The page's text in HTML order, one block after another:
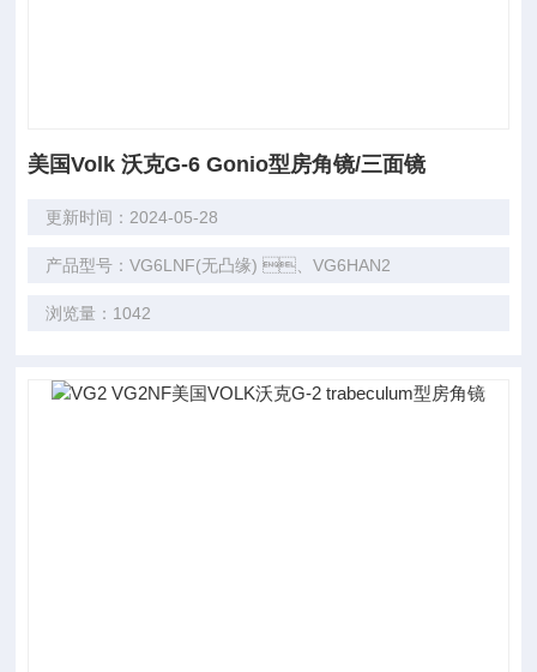
美国Volk 沃克G-6 Gonio型房角镜/三面镜
更新时间：2024-05-28
产品型号：VG6LNF(无凸缘) 、VG6HAN2
浏览量：1042